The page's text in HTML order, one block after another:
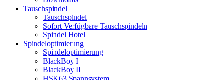
Tauschspindel
Tauschspindel
Sofort Verfügbare Tauschspindeln
Spindel Hotel
Spindeloptimierung
Spindeloptimierung
BlackBoy I
BlackBoy II